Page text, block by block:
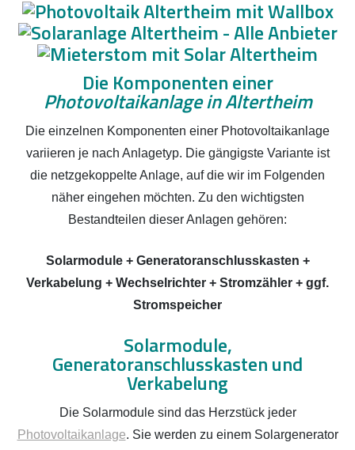
Die Komponenten einer
Photovoltaikanlage in Altertheim
Die einzelnen Komponenten einer Photovoltaikanlage
variieren je nach Anlagetyp. Die gängigste Variante ist
die netzgekoppelte Anlage, auf die wir im Folgenden
näher eingehen möchten. Zu den wichtigsten
Bestandteilen dieser Anlagen gehören:
Solarmodule + Generatoranschlusskasten +
Verkabelung + Wechselrichter + Stromzähler + ggf.
Stromspeicher
Solarmodule,
Generatoranschlusskasten und
Verkabelung
Die Solarmodule sind das Herzstück jeder
Photovoltaikanlage. Sie werden zu einem Solargenerator